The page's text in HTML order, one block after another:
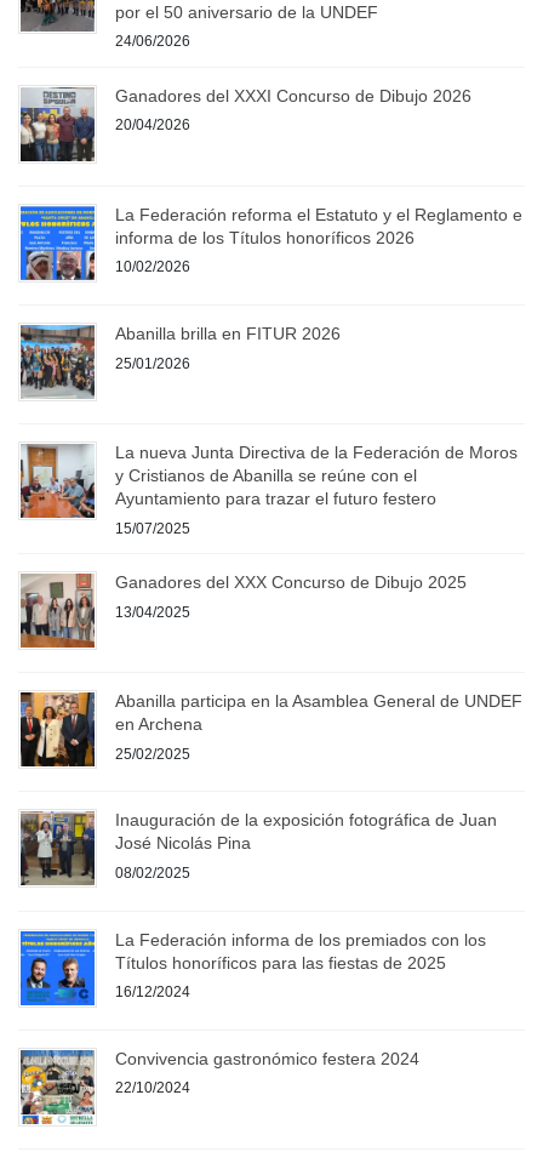
por el 50 aniversario de la UNDEF
24/06/2026
Ganadores del XXXI Concurso de Dibujo 2026
20/04/2026
La Federación reforma el Estatuto y el Reglamento e
informa de los Títulos honoríficos 2026
10/02/2026
Abanilla brilla en FITUR 2026
25/01/2026
La nueva Junta Directiva de la Federación de Moros
y Cristianos de Abanilla se reúne con el
Ayuntamiento para trazar el futuro festero
15/07/2025
Ganadores del XXX Concurso de Dibujo 2025
13/04/2025
Abanilla participa en la Asamblea General de UNDEF
en Archena
25/02/2025
Inauguración de la exposición fotográfica de Juan
José Nicolás Pina
08/02/2025
La Federación informa de los premiados con los
Títulos honoríficos para las fiestas de 2025
16/12/2024
Convivencia gastronómico festera 2024
22/10/2024